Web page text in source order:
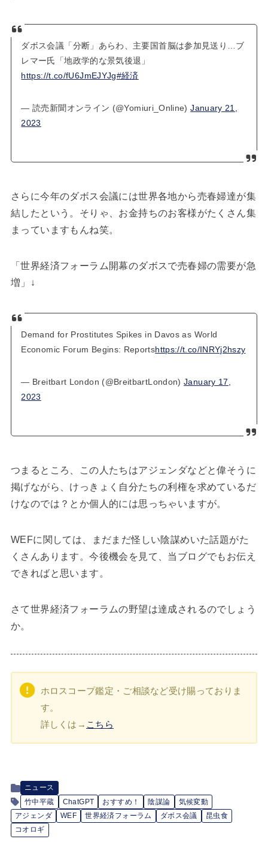
ダボス会議「分断」あらわ、主要国首脳は参加見送り…ブ
レマー氏「地政学的な景気後退」
https://t.co/fU6JmEJYJg#経済
— 読売新聞オンライン (@Yomiuri_Online)January 21,
2023
さらに今年のダボス会議には世界各地から売春婦達が集
結したという。そりゃ、お金持ちのお客様がたくさん集
まっていますもんね笑。
「世界経済フォーラム開幕のダボスで売春婦の需要が急
増」↓
Demand for Prostitutes Spikes in Davos as World
Economic Forum Begins: Reportshttps://t.co/INRYj2hszy
— Breitbart London (@BreitbartLondon)January 17,
2023
つまるところ、この人たちはアジェンダなどと偉そうに
掲げながら、けっきょく自分たちの利権を求めているだ
けなのでは？とか個人的には思っちゃいますが。
WEFに関しては、まだまだ怪しい陰謀めいた話題がた
くさんあります。今後機会を見て、当ブログでもお伝え
できればと思います。
さて世界経済フォーラムの野望は達成されるのでしょう
か。
ホロスコープ鑑定・ご相談など受け賜っておりま
す。
詳しくは→ こちら
ニュース
竹中平蔵
ChatGPT おすすめ！ 陰謀論
気候変動
アジェンダ
WEF 世界経済フォーラム ダボス会議
昆虫食
コオロギ